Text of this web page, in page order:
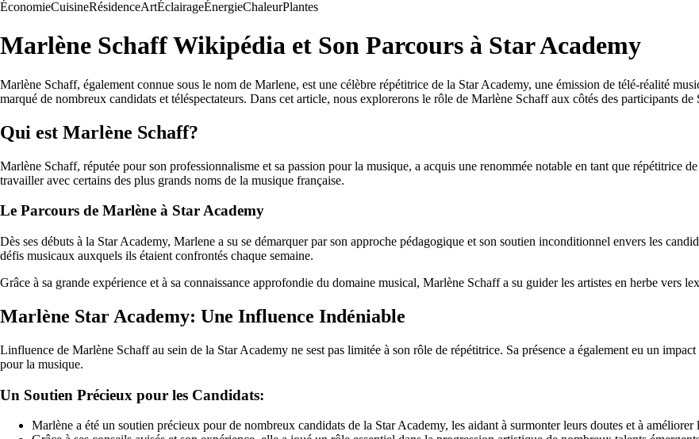
ÉconomieCuisineRésidenceArtÉclairageÉnergieChaleurPlantes
Marlène Schaff Wikipédia et Son Parcours à Star Academy
Marlène Schaff, également connue sous le nom de Marlene, est une célèbre répétitrice de la Star Academy, une émission de télé-réalité
marqué de nombreux candidats et téléspectateurs. Dans cet article, nous explorerons le rôle de Marlène Schaff aux côtés des participants
Qui est Marlène Schaff?
Marlène Schaff, réputée pour son professionnalisme et sa passion pour la musique, a acquis une renommée notable en tant que répétitrice
travailler avec certains des plus grands noms de la musique française.
Le Parcours de Marlène à Star Academy
Dès ses débuts à la Star Academy, Marlene a su se démarquer par son approche pédagogique et son soutien inconditionnel envers les
défis musicaux auxquels ils étaient confrontés chaque semaine.
Grâce à sa grande expérience et à sa connaissance approfondie du domaine musical, Marlène Schaff a su guider les artistes en herbe vers
Marlène Star Academy: Une Influence Indéniable
Linfluence de Marlène Schaff au sein de la Star Academy ne sest pas limitée à son rôle de répétitrice. Sa présence a également eu un
pour la musique.
Un Soutien Précieux pour les Candidats:
Marlène a été un soutien précieux pour de nombreux candidats de la Star Academy, les aidant à surmonter leurs doutes et à améliorer